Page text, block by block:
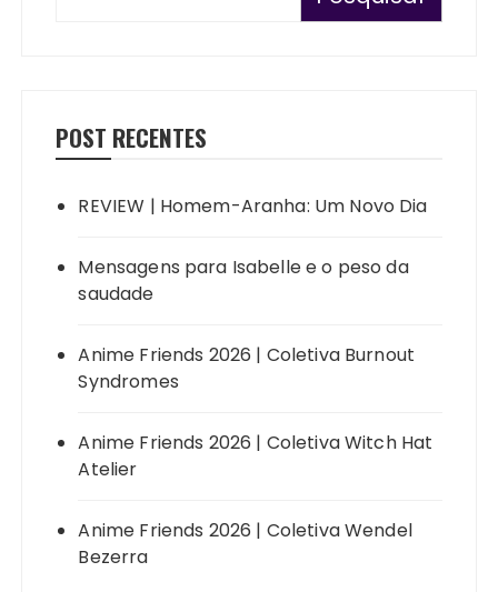
POST RECENTES
REVIEW | Homem-Aranha: Um Novo Dia
Mensagens para Isabelle e o peso da
saudade
Anime Friends 2026 | Coletiva Burnout
Syndromes
Anime Friends 2026 | Coletiva Witch Hat
Atelier
Anime Friends 2026 | Coletiva Wendel
Bezerra